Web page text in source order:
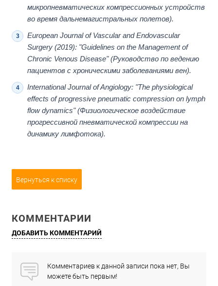
микропневматических компрессионных устройств
во время дальнемагистральных полетов).
European Journal of Vascular and Endovascular
Surgery (2019): "Guidelines on the Management of
Chronic Venous Disease" (Руководство по ведению
пациентов с хроническими заболеваниями вен).
International Journal of Angiology: "The physiological
effects of progressive pneumatic compression on lymph
flow dynamics" (Физиологическое воздействие
прогрессивной пневматической компрессии на
динамику лимфотока).
Вернуться к списку
КОММЕНТАРИИ
ДОБАВИТЬ КОММЕНТАРИЙ
Комментариев к данной записи пока нет, Вы
можете быть первым!